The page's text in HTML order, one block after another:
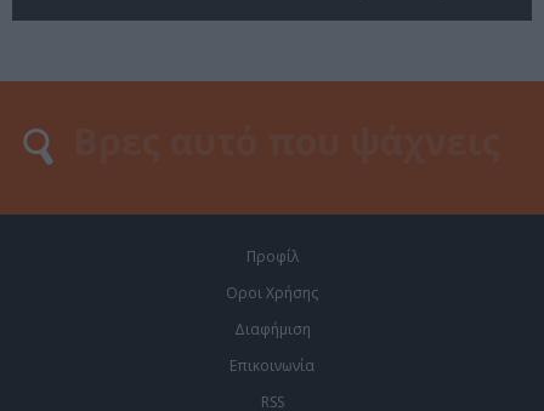
Προφίλ
Οροι Χρήσης
Διαφήμιση
Επικοινωνία
RSS